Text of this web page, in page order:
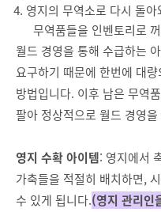
영지의 무역소로 다시 돌
무역품들을 인벤토리로
월드 경영을 통해 수급하는
요구하기 때문에 한번에 대
방법입니다. 이후 남은 무역
팔아 정상적으로 월드 경영
영지 수확 아이템: 영지에서
가축들을 적절히 배치하면,
수 있게 됩니다.(영지 관리인